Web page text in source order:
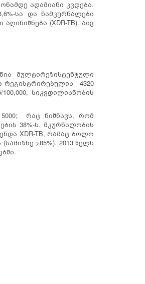
ადამიანი კვდება.
სა და ნამკურნალები
(XDR-TB). აივ
მულტირეზისტენტული
რეგისტრირებულია - 4320
სიკვდილიანობის
რაც ნიშნავს, რომ
38%-ს. მკურნალობის
XDR-TB, რამაც ბოლო
>85%). 2013 წელს